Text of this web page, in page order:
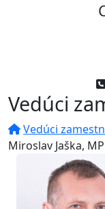
Vedúci
Vedúci
Miroslav Jaška,